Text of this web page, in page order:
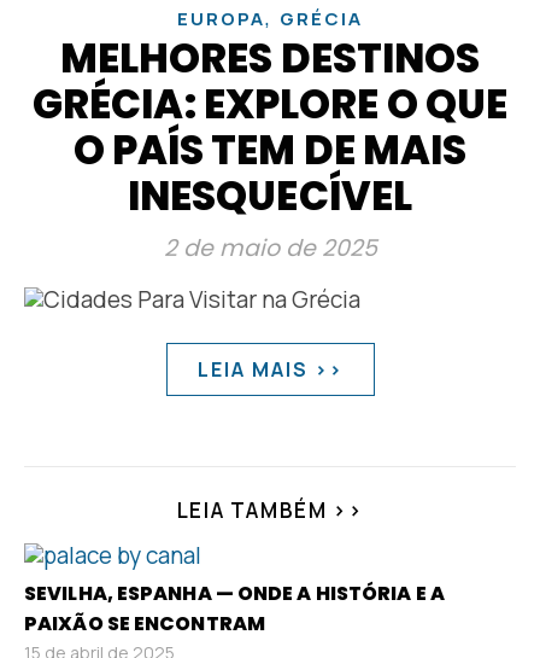
EUROPA, GRÉCIA
MELHORES DESTINOS
GRÉCIA: EXPLORE O QUE
O PAÍS TEM DE MAIS
INESQUECÍVEL
2 de maio de 2025
LEIA MAIS >>
LEIA TAMBÉM >>
SEVILHA, ESPANHA — ONDE A HISTÓRIA E A
PAIXÃO SE ENCONTRAM
15 de abril de 2025